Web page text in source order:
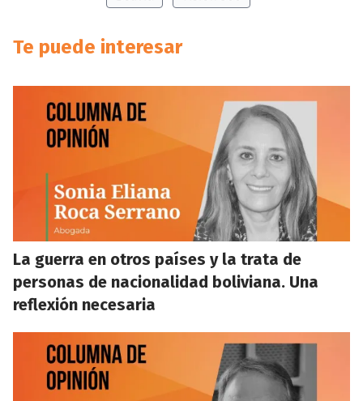
Te puede interesar
La guerra en otros países y la trata de
personas de nacionalidad boliviana. Una
reflexión necesaria